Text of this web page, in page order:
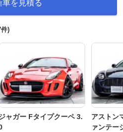
車を見積る
)
ャガー Fタイプクーペ 3.
アストン
ァンテー